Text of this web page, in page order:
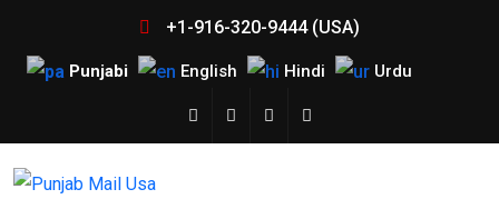
+1-916-320-9444 (USA)
Punjabi English Hindi Urdu